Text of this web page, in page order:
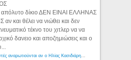
δίκιο ΔΕΝ ΕΙΝΑΙ ΕΛΛΗΝΑΣ
και θέλει να νιώθει και δεν
τέκνο του χιτλερ να να
δανειο και αποζημιώσεις και ο
Αμερικανοί ρατσιστές αναρωτιούνται αν ο Ηλίας Κασιδιάρης ανήκει στη λευκή φυλή... - Λόγιος Ερμής